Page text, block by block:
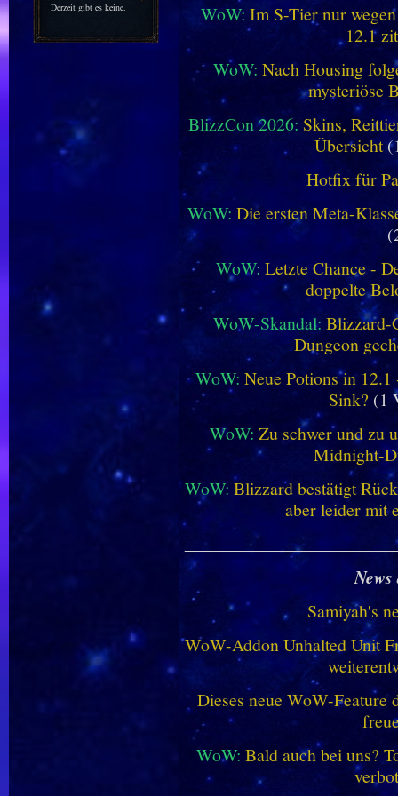
Derzeit gibt es keine.
WoW: Im S-Tier nur
12.1
WoW: Nach Housing
mysteriöse
BlizzCon 2026: Skins,
Übersicht
Hotfix für
WoW: Die ersten Meta-
WoW: Letzte Chance -
doppelte
WoW-Skandal: Blizzard-
Dungeon
WoW:Neue Potions in
Sink? (1
WoW: Zu schwer und zu
Midnight-
WoW: Blizzard bestätigt
aber leider mit
Samiyah's
WoW-Addon Unhalted Unit
Dieses neue WoW-
WoW: Bald auch bei uns?